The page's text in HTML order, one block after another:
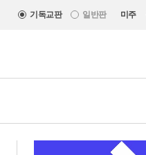
기독교판 일반판 미주